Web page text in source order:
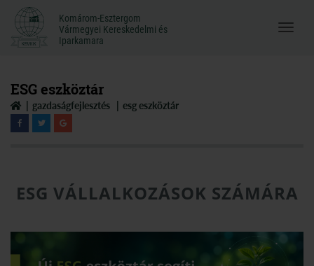
Komárom-Esztergom
Vármegyei Kereskedelmi és
Iparkamara
Komárom-Esztergom
Vármegyei Kereskedelmi és
Iparkamara
Menü
ESG eszköztár
gazdaságfejlesztés esg eszköztár
ESG VÁLLALKOZÁSOK SZÁMÁRA